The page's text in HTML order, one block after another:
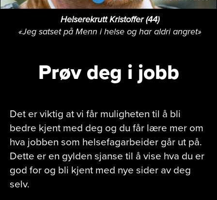
Prøv deg i jobb
Det er viktig at vi får muligheten til å bli
bedre kjent med deg og du får lære mer om
hva jobben som helsefagarbeider går ut på.
Dette er en gylden sjanse til å vise hva du er
god for og bli kjent med nye sider av deg
selv.
Helserekrutt Kristoffer (44)
«Jeg satset på Menn i helse og har aldri angret»